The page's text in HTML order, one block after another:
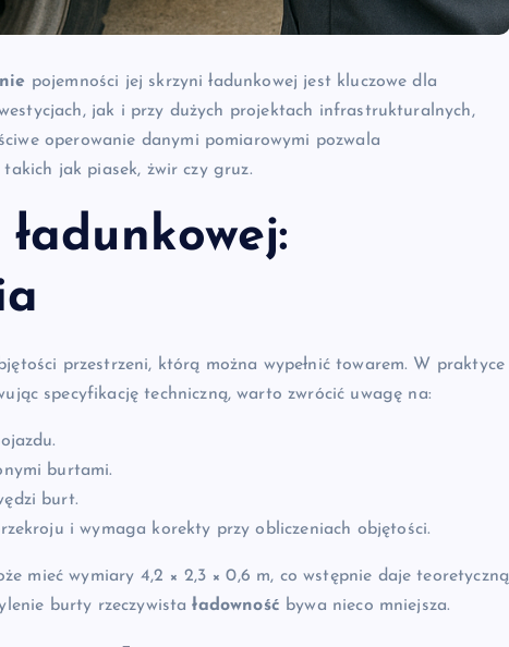
pojemności jej skrzyni ładunkowej jest kluczowe dla
jak i przy dużych projektach infrastrukturalnych,
operowanie danymi pomiarowymi pozwala
jak piasek, żwir czy gruz.
przestrzeni, którą można wypełnić towarem. W praktyce
specyfikację techniczną, warto zwrócić uwagę na:
burtami.
burt.
i wymaga korekty przy obliczeniach objętości.
mieć wymiary 4,2 × 2,3 × 0,6 m, co wstępnie daje teoretyczną
burty rzeczywistaładowność bywa nieco mniejsza.